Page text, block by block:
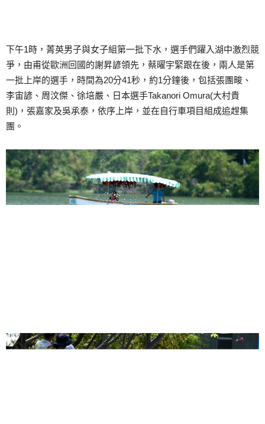
下午1時，菁英男子與女子組第一批下水，選手們躍入湖中激烈競
爭，由甫從歐洲回國的謝昇諺領先，蔡曜宇緊跟在後，兩人是第
一批上岸的選手，時間為20分41秒，約1分鐘後，包括張團畯、
李宙諺、周汶傑、徐培嚴、日本選手Takanori Omura(大村貴
則)，張嘉家及吳承泰，依序上岸，並在自行車項目組成追趕集
團。